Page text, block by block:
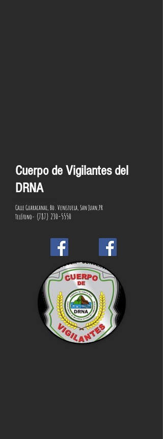
Cuerpo de Vigilantes del
DRNA
Calle Guaracanal, Bo. Venezuela, San Juan,PR
Teléfono- (787) 230-5550